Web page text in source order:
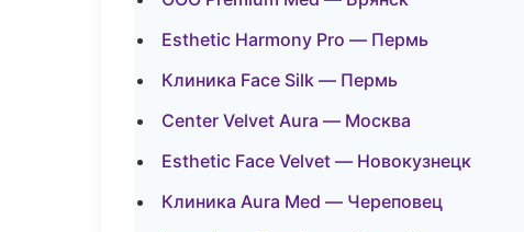
Esthetic Harmony Pro — Пермь
Клиника Face Silk — Пермь
Center Velvet Aura — Москва
Esthetic Face Velvet — Новокузнецк
Клиника Aura Med — Череповец